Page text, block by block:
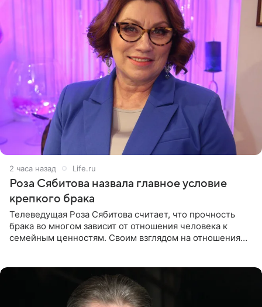
2 часа назад Life.ru
Роза Сябитова назвала главное условие
крепкого брака
Телеведущая Роза Сябитова считает, что прочность
брака во многом зависит от отношения человека к
семейным ценностям. Своим взглядом на отношения